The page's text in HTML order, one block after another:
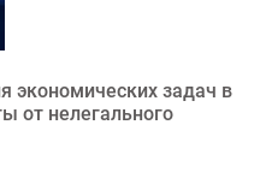
экономических задач в
от нелегального